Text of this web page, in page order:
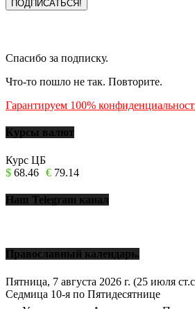
Спасибо за подписку.
Что-то пошло не так. Повторите.
Гарантируем 100%
Курсы валют
Курс ЦБ
$ 68.46 € 79.14
Наш Telegram канал
Православный календарь.
Пятница, 7 августа 2026 г. (25 июля
Седмица 10-я по Пятидесятнице